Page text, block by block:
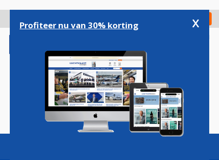
gaan
Check in
Magazine Podcasts Vacatures
Profiteer nu van 30% korting x